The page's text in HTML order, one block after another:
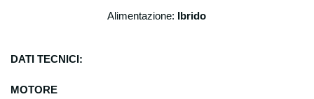
non accettate), agli ordini stipulati, nonché
l’ottenimento delle finalità sotto riportate non
Alimentazione: Ibrido
DATI TECNICI:
MOTORE